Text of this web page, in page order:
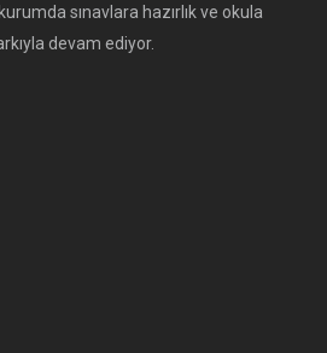
sınavlara hazırlık ve okula
devam ediyor.